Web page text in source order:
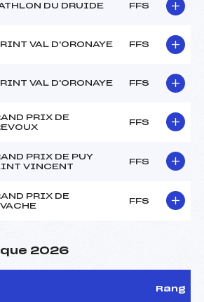
DU DRUIDE FFS
VAL D'ORONAYE FFS
VAL D'ORONAYE FFS
PRIX DE
FFS
PRIX DE PUY
VINCENT
FFS
PRIX DE
FFS
2026
Rang